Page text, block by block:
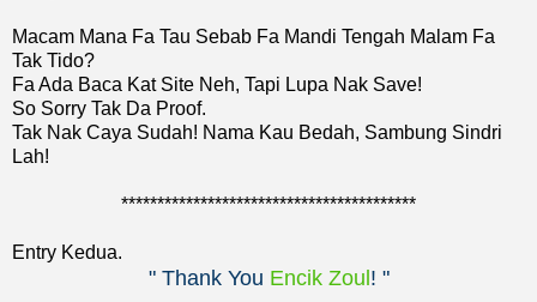
Macam Mana Fa Tau Sebab Fa Mandi Tengah Malam Fa
Tak Tido?
Fa Ada Baca Kat Site Neh, Tapi Lupa Nak Save!
So Sorry Tak Da Proof.
Tak Nak Caya Sudah! Nama Kau Bedah, Sambung Sindri
Lah!
*****************************************
Entry Kedua.
" Thank You Encik Zoul! "